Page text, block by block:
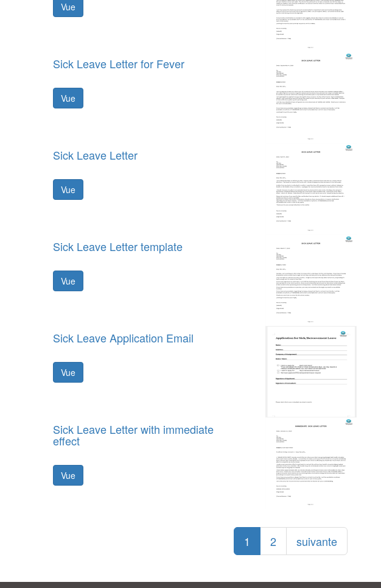
Vue
Sick Leave Letter for Fever
Vue
Sick Leave Letter
Vue
Sick Leave Letter template
Vue
Sick Leave Application Email
Vue
Sick Leave Letter with immediate
effect
Vue
1 2 suivante